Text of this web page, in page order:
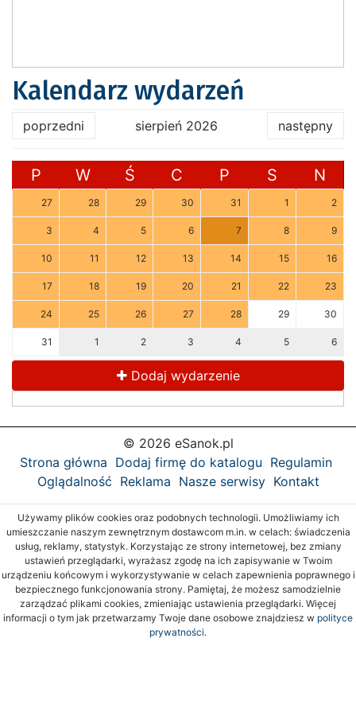
Kalendarz wydarzeń
poprzedni sierpień 2026 następny
P W Ś C P S N
27 28 29 30 31 1 2
3 4 5 6 7 8 9
10 11 12 13 14 15 16
17 18 19 20 21 22 23
24 25 26 27 28 29 30
31 1 2 3 4 5 6
Dodaj wydarzenie
© 2026 eSanok.pl
Strona główna Dodaj firmę do katalogu Regulamin
Oglądalność Reklama Nasze serwisy Kontakt
Używamy plików cookies oraz podobnych technologii. Umożliwiamy ich
umieszczanie naszym zewnętrznym dostawcom m.in. w celach: świadczenia
usług, reklamy, statystyk. Korzystając ze strony internetowej, bez zmiany
ustawień przeglądarki, wyrażasz zgodę na ich zapisywanie w Twoim
urządzeniu końcowym i wykorzystywanie w celach zapewnienia poprawnego i
bezpiecznego funkcjonowania strony. Pamiętaj, że możesz samodzielnie
zarządzać plikami cookies, zmieniając ustawienia przeglądarki. Więcej
informacji o tym jak przetwarzamy Twoje dane osobowe znajdziesz w polityce
prywatności.